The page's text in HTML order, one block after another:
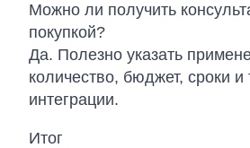
Можно ли получить
покупкой?
Да. Полезно указать
количество, бюджет, сроки и
интеграции.
Итог